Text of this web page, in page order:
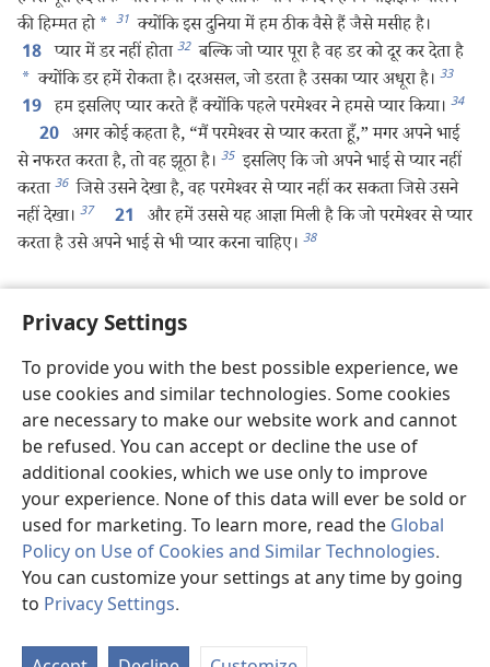
Privacy Settings
To provide you with the best possible experience, we
use cookies and similar technologies. Some cookies
are necessary to make our website work and cannot
be refused. You can accept or decline the use of
additional cookies, which we use only to improve
your experience. None of this data will ever be sold or
used for marketing. To learn more, read the Global
Policy on Use of Cookies and Similar Technologies.
You can customize your settings at any time by going
to Privacy Settings.
की हिम्मत हो * 31 क्योंकि इस दुनिया में हम ठीक वैसे हैं जैसे मसीह है।
18 प्यार में डर नहीं होता 32 बल्कि जो प्यार पूरा है वह डर को दूर कर देता है
* क्योंकि डर हमें रोकता है। दरअसल, जो डरता है उसका प्यार अधूरा है। 33
19 हम इसलिए प्यार करते हैं क्योंकि पहले परमेश्‍वर ने हमसे प्यार किया। 34
20 अगर कोई कहता है, “मैं परमेश्‍वर से प्यार करता हूँ,” मगर अपने भाई
से नफरत करता है, तो वह झूठा है। 35 इसलिए कि जो अपने भाई से प्यार नहीं
करता 36 जिसे उसने देखा है, वह परमेश्‍वर से प्यार नहीं कर सकता जिसे उसने
नहीं देखा। 37 21
और हमें उससे यह आज्ञा मिली है कि जो परमेश्‍वर से प्यार
करता है उसे अपने भाई से भी प्यार करना चाहिए। 38
पिछला
इस प्रकाशन की कॉपीराइट
Copyright©2026Watch Tower Bible and Tract Society of
Pennsylvania.
इस्तेमाल की शर्तें |गोपनीयता नीति| PRIVACY SETTINGS